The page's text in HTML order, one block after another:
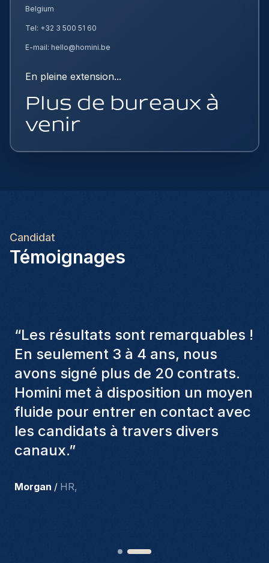
En pleine extension...
Plus de bureaux à
venir
Belgium
Tel: +32 3 500 51 60
E-mail: hello@homini.be
Candidat
Témoignages
“Les consultants Homini ont
toujours pris en considération
divers critères pour nous proposer
les bons candidats. Ceux que
nous avons recrutés sont toujours
parmi nous, et personnellement, je
suis très satisfait des nouvelles